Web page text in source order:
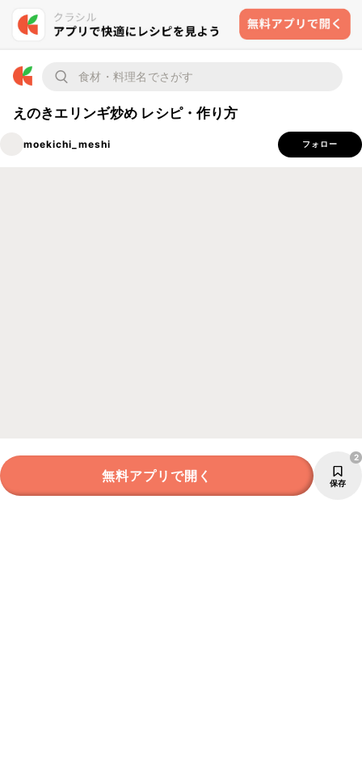
えのきエリンギ炒め レシピ・作り方
moekichi_meshi フォロー
無料アプリで開く 保存
2